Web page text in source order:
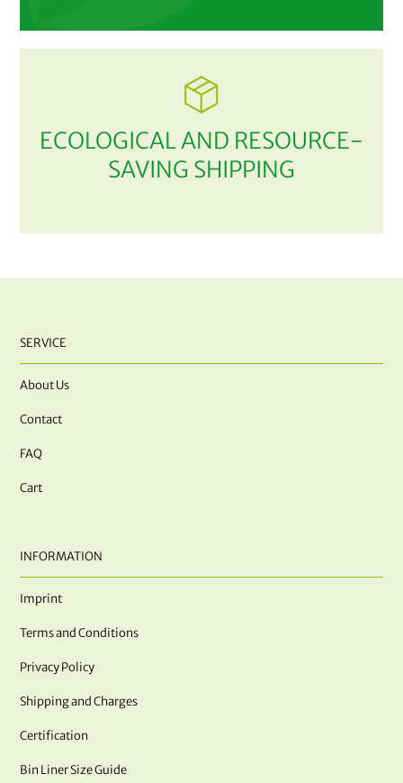
ECOLOGICAL AND RESOURCE-
SAVING SHIPPING
SERVICE
About Us
Contact
FAQ
Cart
INFORMATION
Imprint
Terms and Conditions
Privacy Policy
Shipping and Charges
Certification
Bin Liner Size Guide